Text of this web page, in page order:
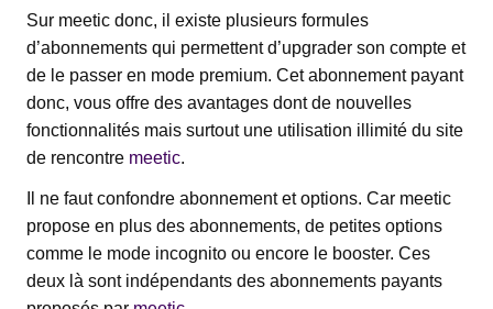
Sur meetic donc, il existe plusieurs formules
d’abonnements qui permettent d’upgrader son compte et
de le passer en mode premium. Cet abonnement payant
donc, vous offre des avantages dont de nouvelles
fonctionnalités mais surtout une utilisation illimité du site
de rencontre meetic.
Il ne faut confondre abonnement et options. Car meetic
propose en plus des abonnements, de petites options
comme le mode incognito ou encore le booster. Ces
deux là sont indépendants des abonnements payants